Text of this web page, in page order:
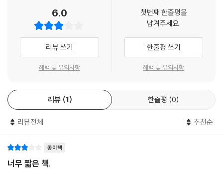
6.0
리뷰 쓰기
혜택 및 유의사항
첫번째 한줄평을
남겨주세요.
한줄평 쓰기
혜택 및 유의사항
리뷰 1 한줄평 0
리뷰전체 추천순
종이책
너무 짧은 책.